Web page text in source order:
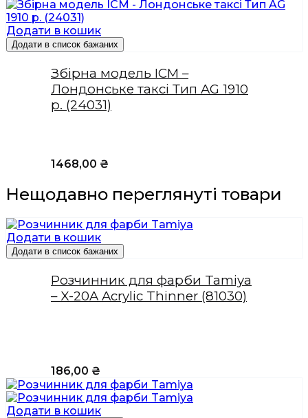
Додати в кошик
Додати в список бажаних
Збірна модель ICM –
Лондонське таксі Тип AG 1910
р. (24031)
1468,00 ₴
Нещодавно переглянуті товари
Додати в кошик
Додати в список бажаних
Розчинник для фарби Tamiya
– X-20A Acrylic Thinner (81030)
186,00 ₴
Додати в кошик